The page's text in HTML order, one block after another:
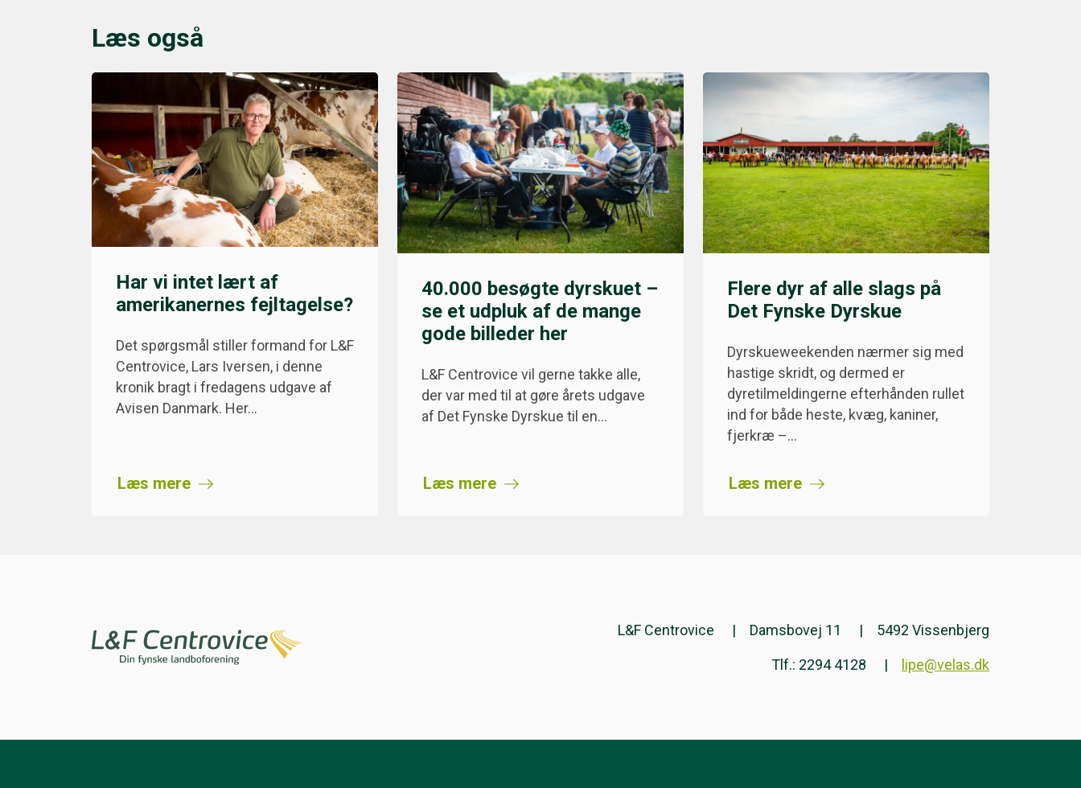
Læs også
Har vi intet lært af
amerikanernes fejltagelse?
Det spørgsmål stiller formand for L&F
Centrovice, Lars Iversen, i denne
kronik bragt i fredagens udgave af
Avisen Danmark. Her…
Læs mere
40.000 besøgte dyrskuet –
se et udpluk af de mange
gode billeder her
L&F Centrovice vil gerne takke alle,
der var med til at gøre årets udgave
af Det Fynske Dyrskue til en…
Læs mere
Flere dyr af alle slags på
Det Fynske Dyrskue
Dyrskueweekenden nærmer sig med
hastige skridt, og dermed er
dyretilmeldingerne efterhånden rullet
ind for både heste, kvæg, kaniner,
fjerkræ –…
Læs mere
L&F Centrovice Damsbovej 11 5492 Vissenbjerg
Tlf.: 2294 4128 lipe@velas.dk